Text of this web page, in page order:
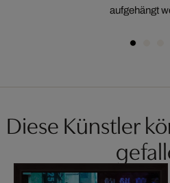
aufgehängt
Diese Künstler